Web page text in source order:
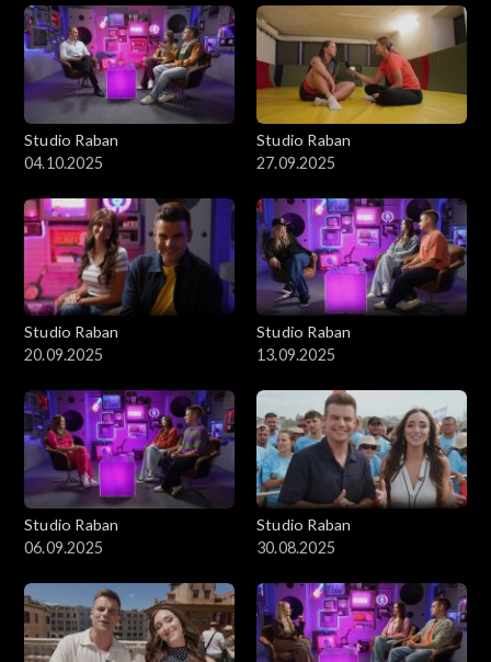
Studio Raban
04.10.2025
Studio Raban
27.09.2025
Studio Raban
20.09.2025
Studio Raban
13.09.2025
Studio Raban
06.09.2025
Studio Raban
30.08.2025